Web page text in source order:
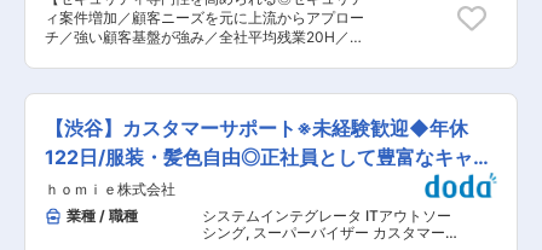
やったことのないこんな仕事にチャレンジした
い」……など、エンジニアの希望は多岐にわた
のだと思っております。例えば、「家庭状況を考
えた際に今はワークライフバランス優先」「多少
時その時の大事にしたいことを確認しながら、社
を上げてそれをかなえてまいります。
（資格取得奨励により社員が積極的に資格を取得
することが会社全体としての技術力の強化に繋が
っています。） ・月当たりの残業時間は20時間
程度。年間休日は120日以上あり、有給休暇の消
・半期毎に上長とコミュニケーションを重視した
目標管理面談を実施。課題やキャリアプラン、会
社目標等を共有し、社員に寄り添いながらキャリ
ア形成をフォローしています ・リーダー研修、マ
ネージャー研修、e-Learning等あり ・1時間単位
の有給取得可能 ・産休育休などライフイベントを
終えてから活躍している社員多数 ・男性の育児休
ィ案件増加／顧客ニーズを元に上流からアプロー
チ／強い顧客基盤が強み／全社平均残業20H／ワ
の増加を背景に、2025年度よりセキュリティに
関連するソリューションの提供を強化していく中
で、セキュリティを中心としたインフラ領域の体
制強化を進めています。 ・当社のSEは顧客提
案・要件定義から導入・デリバリー迄を一気通貫
で対応しています。 以下業務を中心に今までのご
経験により対応業務を検討いたします。 ■業務内
容詳細： ・SE職としてセキュリティを中心とし
【渋谷】カスタマーサポート※未経験歓迎◆年休
122日/服装・髪色自由◎正社員として豊富なキャリ
アパス
ｈｏｍｉｅ株式会社
業種 / 職種
システムインテグレータ ITアウトソー
シング, スーパーバイザー カスタマー